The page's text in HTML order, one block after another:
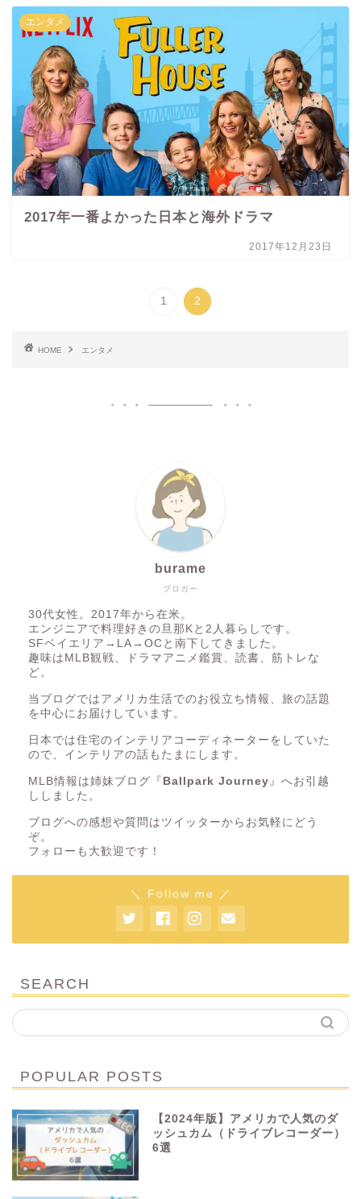
エンタメ
2017年一番よかった日本と海外ドラマ
2017年12月23日
1 2
HOME エンタメ
ブロガー
burame
30代女性。2017年から在米。
エンジニアで料理好きの旦那Kと2人暮らしです。
SFベイエリア→LA→OCと南下してきました。
趣味はMLB観戦、ドラマアニメ鑑賞、読書、筋トレな
ど。
当ブログではアメリカ生活でのお役立ち情報、旅の話題
を中心にお届けしています。
日本では住宅のインテリアコーディネーターをしていた
ので、インテリアの話もたまにします。
MLB情報は姉妹ブログ『 Ballpark Journey 』へお引越
ししました。
ブログへの感想や質問はツイッターからお気軽にどう
ぞ。
フォローも大歓迎です！
＼ Follow me ／
SEARCH
POPULAR POSTS
【2024年版】アメリカで人気のダ
ッシュカム（ドライブレコーダー）
6選